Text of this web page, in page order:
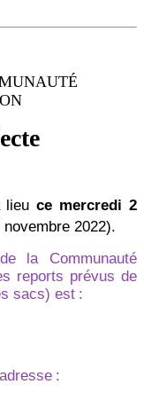
lieuce mercredi 2
novembre 2022).
la Communauté
reports prévus de
sacs) est :
: